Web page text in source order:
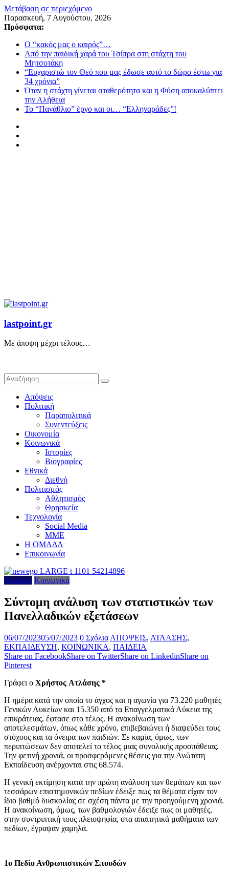
Μετάβαση σε περιεχόμενο
Παρασκευή, 7 Αυγούστου, 2026
Πρόσφατα:
Ο “κακός μας ο καιρός”…
Από την παιδική χαρά του Τσίπρα στη στάχτη του
Μητσοτάκη
“Ευχαριστώ τον Θεό που μας έδωσε αυτό το δώρο έστω για
34 χρόνια”
Όταν η στάχτη γίνεται σταθερότητα και η Φύση αποκαλύπτει
την Αλήθεια
Το “Πανάθλιο” έργο και οι… “Ελληναράδες”!
lastpoint.gr
Με άποψη μέχρι τέλους…
Απόψεις
Πολιτική
Παραπολιτικά
Συνεντεύξεις
Οικονομία
Κοινωνικά
Ιστορίες
Βιογραφίες
Εθνικά
Διεθνή
Πολιτισμός
Αθλητισμός
Θρησκεία
Τεχνολογία
Social Media
ΜΜΕ
Η ΟΜΑΔΑ
Επικοινωνία
Απόψεις Κοινωνικά
Σύντομη ανάλυση των στατιστικών των
Πανελλαδικών εξετάσεων
06/07/202305/07/2023 0 Σχόλια ΑΠΟΨΕΙΣ, ΑΤΛΑΣΗΣ,
ΕΚΠΑΙΔΕΥΣΗ, ΚΟΙΝΩΝΙΚΑ, ΠΑΙΔΕΙΑ
Share on FacebookShare on TwitterShare on LinkedinShare on
Pinterest
Γράφει ο Χρήστος Ατλάσης *
Η ημέρα κατά την οποία το άγχος και η αγωνία για 73.220 μαθητές
Γενικών Λυκείων και 15.350 από τα Επαγγελματικά Λύκεια της
επικράτειας, έφτασε στο τέλος. Η ανακοίνωση των
αποτελεσμάτων, όπως κάθε χρόνο, επιβεβαιώνει ή διαψεύδει τους
στόχους και τα όνειρα των παιδιών. Σε καμία, όμως, των
περιπτώσεων δεν αποτελεί το τέλος μιας συνολικής προσπάθειας.
Την φετινή χρονιά, οι προσφερόμενες θέσεις για την Ανώτατη
Εκπαίδευση ανέρχονται στις 68.574.
Η γενική εκτίμηση κατά την πρώτη ανάλυση των θεμάτων και των
τεσσάρων επιστημονικών πεδίων έδειξε πως τα θέματα είχαν τον
ίδιο βαθμό δυσκολίας σε σχέση πάντα με την προηγούμενη χρονιά.
Η ανακοίνωση, όμως, των βαθμολογιών έδειξε πως οι μαθητές,
στην συντριπτική τους πλειοψηφία, στα απαιτητικά μαθήματα των
πεδίων, έγραψαν χαμηλά.
1ο Πεδίο Ανθρωπιστικών Σπουδών